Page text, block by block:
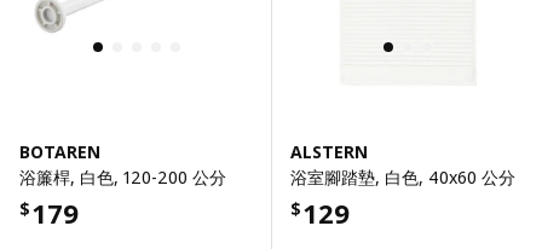
BOTAREN
浴簾桿, 白色, 120-200 公分
$179
ALSTERN
浴室腳踏墊, 白色, 40x60 公分
$129